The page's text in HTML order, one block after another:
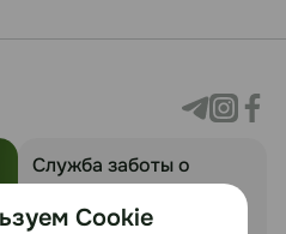
Служба заботы о
клиентах
Cookie